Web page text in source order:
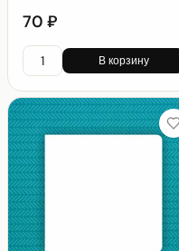
70 ₽
В корзину